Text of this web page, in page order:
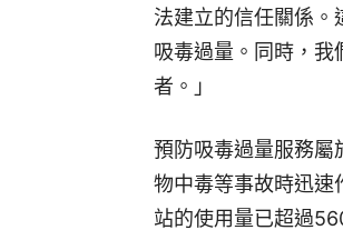
法建立的信任關係
吸毒過量。同時，我
者。」
預防吸毒過量服務屬
物中毒等事故時迅速
站的使用量已超過